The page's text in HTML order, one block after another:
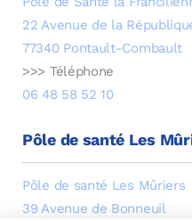
22 Avenue de la
77340 Pontault-Combault
>>> Téléphone
06 48 58 52 10
Pôle de santé Les
Pôle de santé Les Mûriers
39 Avenue de Bonneuil